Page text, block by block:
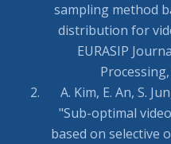
sampling method
distribution for
EURASIP
A. Kim, E. An, S.
"Sub-optimal
based on selective